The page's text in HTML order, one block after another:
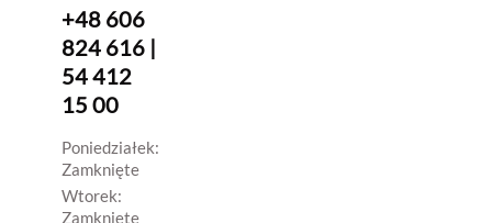
+48 606
824 616 |
54 412
15 00
Poniedziałek:
Zamknięte
Wtorek:
Zamknięte